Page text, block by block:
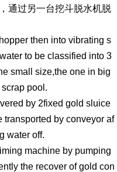
通过另一台挖斗脱水机脱
then into vibrating s
to be classified into 3
small size,the one in big
pool.
by 2fixed gold sluice
transported by conveyor af
water off.
machine by pumping
the recover of gold con